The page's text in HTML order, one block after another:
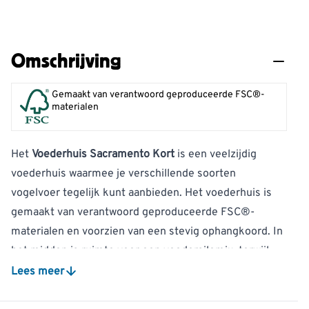
Omschrijving
Gemaakt van verantwoord geproduceerde FSC®-
materialen
Het Voederhuis Sacramento Kort is een veelzijdig
voederhuis waarmee je verschillende soorten
vogelvoer tegelijk kunt aanbieden. Het voederhuis is
gemaakt van verantwoord geproduceerde FSC®-
materialen en voorzien van een stevig ophangkoord. In
het midden is ruimte voor een voedersilomix, terwijl
aan de buitenzijde plaats is voor twee vetblokken.
Lees meer